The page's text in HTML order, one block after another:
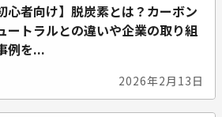
心者向け】脱炭素とは？カーボン
ートラルとの違いや企業の取り組
例を...
2026年2月13日